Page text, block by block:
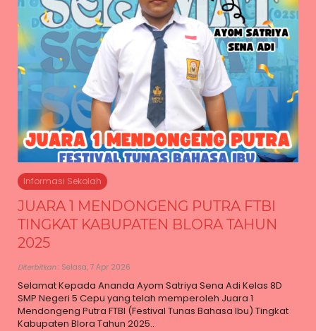
Informasi Sekolah
JUARA 1 MENDONGENG PUTRA FTBI
TINGKAT KABUPATEN BLORA TAHUN
2025
Diterbitkan: Selasa, 7 Apr 2026
Selamat Kepada Ananda Ayom Satriya Sena Adi Kelas 8D
SMP Negeri 5 Cepu yang telah memperoleh Juara 1
Mendongeng Putra FTBI (Festival Tunas Bahasa Ibu) Tingkat
Kabupaten Blora Tahun 2025..